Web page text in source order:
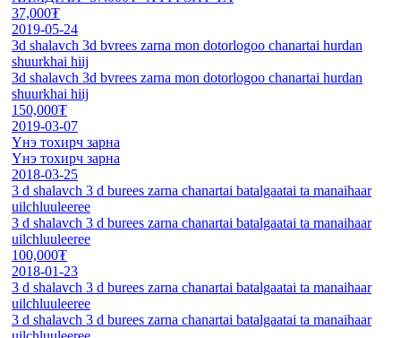
37,000₮
2019-05-24
3d shalavch 3d bvrees zarna mon dotorlogoo chanartai hurdan
shuurkhai hiij
3d shalavch 3d bvrees zarna mon dotorlogoo chanartai hurdan
shuurkhai hiij
150,000₮
2019-03-07
Үнэ тохирч зарна
Үнэ тохирч зарна
2018-03-25
3 d shalavch 3 d burees zarna chanartai batalgaatai ta manaihaar
uilchluuleeree
3 d shalavch 3 d burees zarna chanartai batalgaatai ta manaihaar
uilchluuleeree
100,000₮
2018-01-23
3 d shalavch 3 d burees zarna chanartai batalgaatai ta manaihaar
uilchluuleeree
3 d shalavch 3 d burees zarna chanartai batalgaatai ta manaihaar